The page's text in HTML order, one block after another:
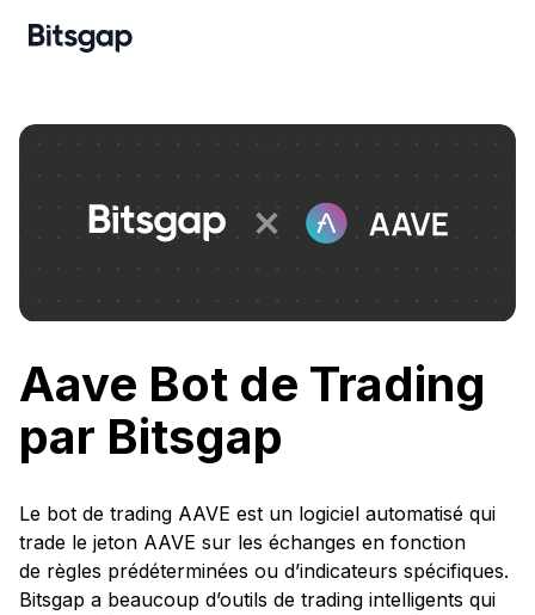
Aave Bot de Trading
par Bitsgap
Le bot de trading AAVE est un logiciel automatisé qui
trade le jeton AAVE sur les échanges en fonction
de règles prédéterminées ou d’indicateurs spécifiques.
Bitsgap a beaucoup d’outils de trading intelligents qui